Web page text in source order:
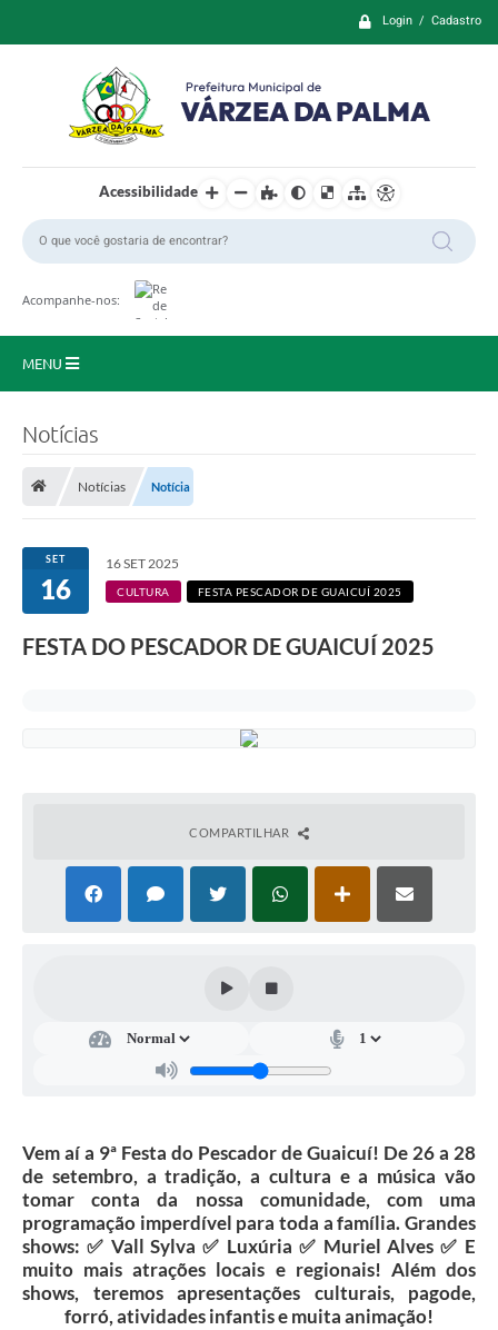
Login / Cadastro
Acessibilidade
Acompanhe-nos:
MENU
Cidadão
Publicações
Lei Aldir Blanc
A Prefeitura
Contratos
Audiências Públicas
Arquivos para Download
Carta de Serviços
Notícias
Notícias Notícia
SET
16
16 SET 2025
CULTURA FESTA PESCADOR DE GUAICUÍ 2025
FESTA DO PESCADOR DE GUAICUÍ 2025
COMPARTILHAR
Vem aí a 9ª Festa do Pescador de Guaicuí! De 26 a 28
de setembro, a tradição, a cultura e a música vão
tomar conta da nossa comunidade, com uma
programação imperdível para toda a família. Grandes
shows: ✅ Vall Sylva ✅ Luxúria ✅ Muriel Alves ✅ E
muito mais atrações locais e regionais! Além dos
shows, teremos apresentações culturais, pagode,
forró, atividades infantis e muita animação!